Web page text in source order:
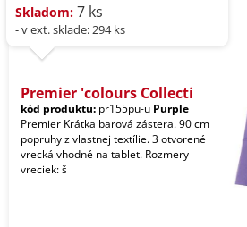
Skladom: 7 ks
- v ext. sklade: 294 ks
Premier 'colours Collecti
kód produktu: pr155pu-u Purple
Premier Krátka barová zástera. 90 cm
popruhy z vlastnej textílie. 3 otvorené
vrecká vhodné na tablet. Rozmery
vreciek: š